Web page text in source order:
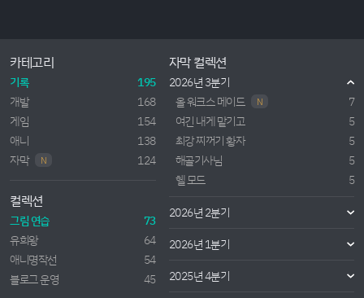
카테고리
기록
195
개발
168
게임
154
애니
138
자막
N 124
컬렉션
그림 연습
73
유희왕
64
애니명작선
54
블로그 운영
45
자막 컬렉션
2026년 3분기
올 워크스 메이드
N
7
여긴 내게 맡기고
5
최강 찌꺼기 황자
5
해골기사님
5
헬 모드
5
2026년 2분기
2026년 1분기
2025년 4분기